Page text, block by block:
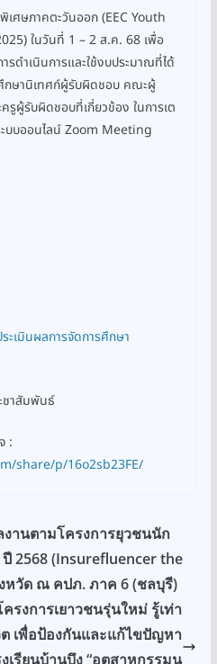
ศษภาคตะวันออก (EEC Youth
ในวันที่ 1 – 2 ส.ค. 68 เพื่อ
ารดำเนินการและใช้งบประมาณที่ได้
กษานิเทศก์ผู้รับผิดชอบ คณะผู้
รูผู้รับผิดชอบที่เกี่ยวข้อง ในการเต
บบออนไลน์ Zoom Meeting
เมินผลการจัดการศึกษา
าสัมพันธ์
:
share/p/16o2sb23FE/
านตามโครงการยุวชนนัก
2568 (Insurefluencer the
หวัด ณ คปภ. ภาค 6 (ชลบุรี)
รงการเยาวชนรุ่นใหม่ รู้เท่า
เพื่อป้องกันและแก้ไขปัญหา
เรียนบ้านบึง “อุตสาหกรรมนุ